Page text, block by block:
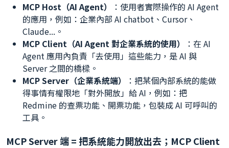
MCP Host（AI Agent）
：使用者實際操作的 AI Agent
的應用，例如：企業內部 AI chatbot、Cursor、
Claude...。
MCP Client（AI Agent 對企業系統的使用）
：在 AI
Agent 應用內負責「去使用」這些能力，是 AI 與
Server 之間的橋樑。
MCP Server（企業系統端）
：把某個內部系統的能做
得事情有權限地「對外開放」給 AI，例如：把
Redmine 的查票功能、開票功能，包裝成 AI 可呼叫的
工具。
MCP Server 端 = 把系統能力開放出去；MCP Client